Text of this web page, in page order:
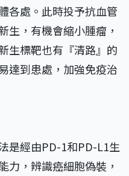
各處。此時投予抗血管
生，有機會縮小腫瘤，
生標靶也有『清路』的
達到患處，加強免疫治
是經由PD-1和PD-L1生
力，辨識癌細胞偽裝，